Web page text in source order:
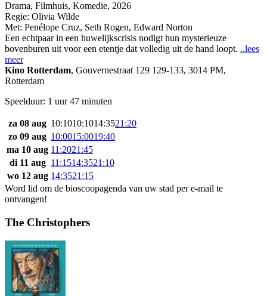
Drama, Filmhuis, Komedie, 2026
Regie: Olivia Wilde
Met: Penélope Cruz, Seth Rogen, Edward Norton
Een echtpaar in een huwelijkscrisis nodigt hun mysterieuze
bovenburen uit voor een etentje dat volledig uit de hand loopt. ..lees
meer
Kino Rotterdam, Gouvernestraat 129 129-133, 3014 PM,
Rotterdam
Speelduur: 1 uur 47 minuten
za 08 aug 10:1010:1014:3521:20
zo 09 aug 10:0015:0019:40
ma 10 aug 11:2021:45
di 11 aug 11:1514:3521:10
wo 12 aug 14:3521:15
Word lid om de bioscoopagenda van uw stad per e-mail te
ontvangen!
The Christophers